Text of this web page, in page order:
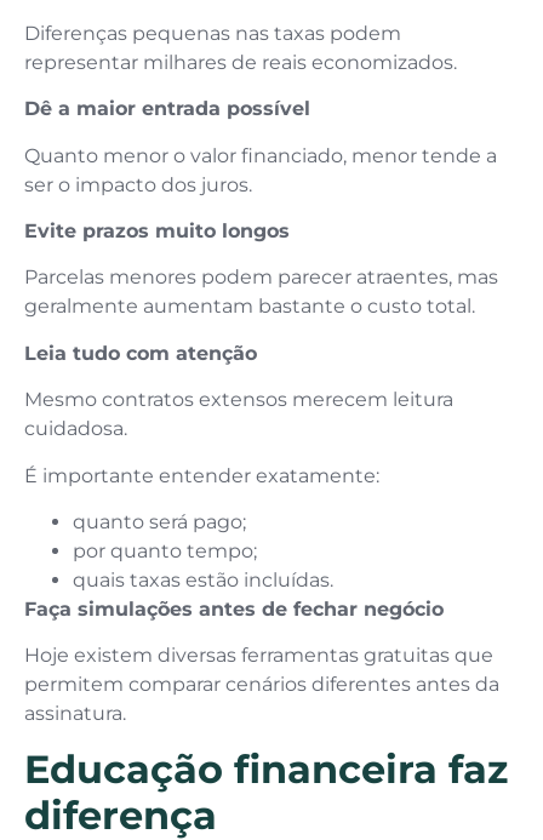
Diferenças pequenas nas taxas podem
representar milhares de reais economizados.
Dê a maior entrada possível
Quanto menor o valor financiado, menor tende a
ser o impacto dos juros.
Evite prazos muito longos
Parcelas menores podem parecer atraentes, mas
geralmente aumentam bastante o custo total.
Leia tudo com atenção
Mesmo contratos extensos merecem leitura
cuidadosa.
É importante entender exatamente:
quanto será pago;
por quanto tempo;
quais taxas estão incluídas.
Faça simulações antes de fechar negócio
Hoje existem diversas ferramentas gratuitas que
permitem comparar cenários diferentes antes da
assinatura.
Educação financeira faz
diferença